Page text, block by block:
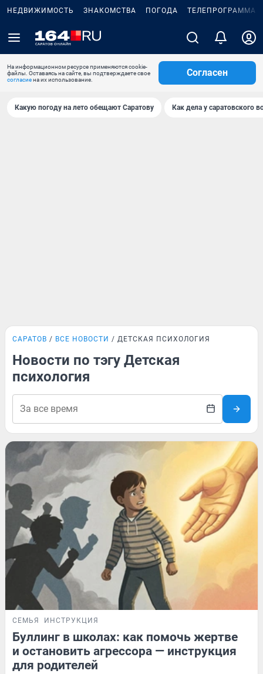
НЕДВИЖИМОСТЬ ЗНАКОМСТВА ПОГОДА ТЕЛЕПРОГРАММА
На информационном ресурсе применяются cookie-
файлы. Оставаясь на сайте, вы подтверждаете свое
согласиена их использование.
Согласен
Какую погоду на лето обещают Саратову Как дела у саратовского
САРАТОВ ВСЕ НОВОСТИ ДЕТСКАЯ ПСИХОЛОГИЯ
Новости по тэгу Детская
психология
СЕМЬЯ ИНСТРУКЦИЯ
Буллинг в школах: как помочь жертве
и остановить агрессора — инструкция
для родителей